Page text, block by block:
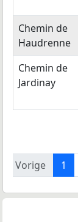
Chemin de
Haudrenne
Chemin de
Jardinay
Vorige
1